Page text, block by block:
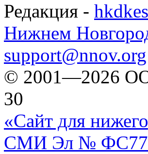
Редакция -
Нижнем
support@nnov.org
© 2001—2026
30
«Сайт для
СМИ Эл № ФС77-